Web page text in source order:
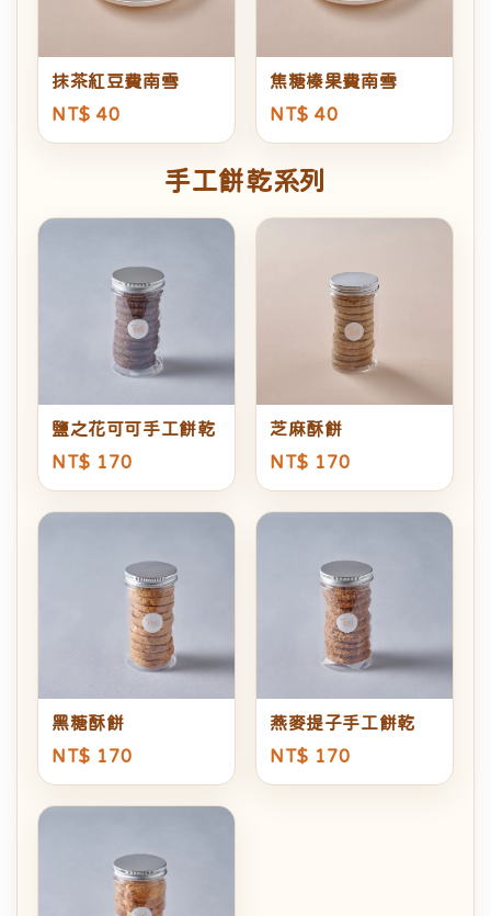
抹茶紅豆費南雪
NT$ 40
焦糖榛果費南雪
NT$ 40
手工餅乾系列
鹽之花可可手工餅乾
NT$ 170
芝麻酥餅
NT$ 170
黑糖酥餅
NT$ 170
燕麥提子手工餅乾
NT$ 170